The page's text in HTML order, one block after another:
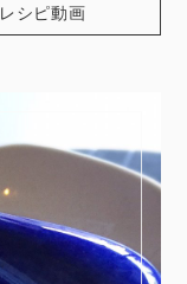
レシピ動画